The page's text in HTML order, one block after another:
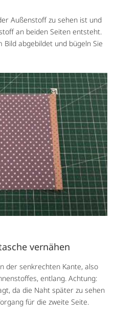
Außenstoff zu sehen ist und
an beiden Seiten entsteht.
Bild abgebildet und bügeln Sie
vernähen
der senkrechten Kante, also
entlang. Achtung:
da die Naht später zu sehen
für die zweite Seite.